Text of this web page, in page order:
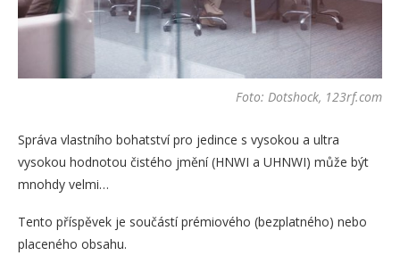
Foto: Dotshock, 123rf.com
Správa vlastního bohatství pro jedince s vysokou a ultra
vysokou hodnotou čistého jmění (HNWI a UHNWI) může být
mnohdy velmi…
Tento příspěvek je součástí prémiového (bezplatného) nebo
placeného obsahu.